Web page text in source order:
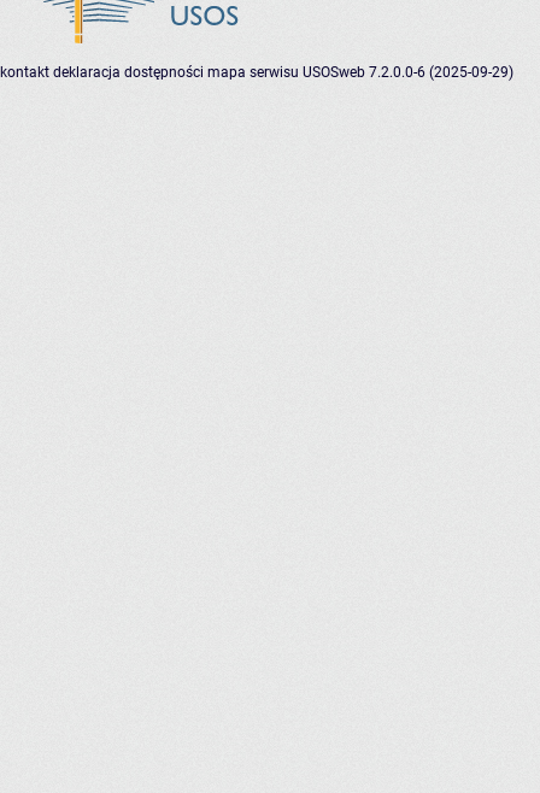
kontakt deklaracja dostępności mapa serwisu USOSweb 7.2.0.0-6 (2025-09-29)